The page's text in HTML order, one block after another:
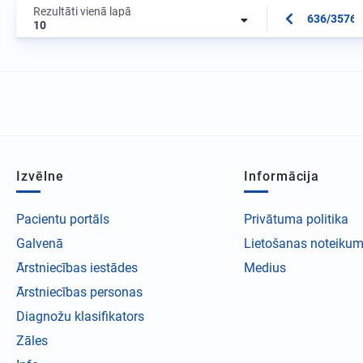
Rezultāti vienā lapā
10
636/3576
Izvēlne
Pacientu portāls
Galvenā
Ārstniecības iestādes
Ārstniecības personas
Diagnožu klasifikators
Zāles
Informācija
Privātuma politika
Lietošanas
Medius